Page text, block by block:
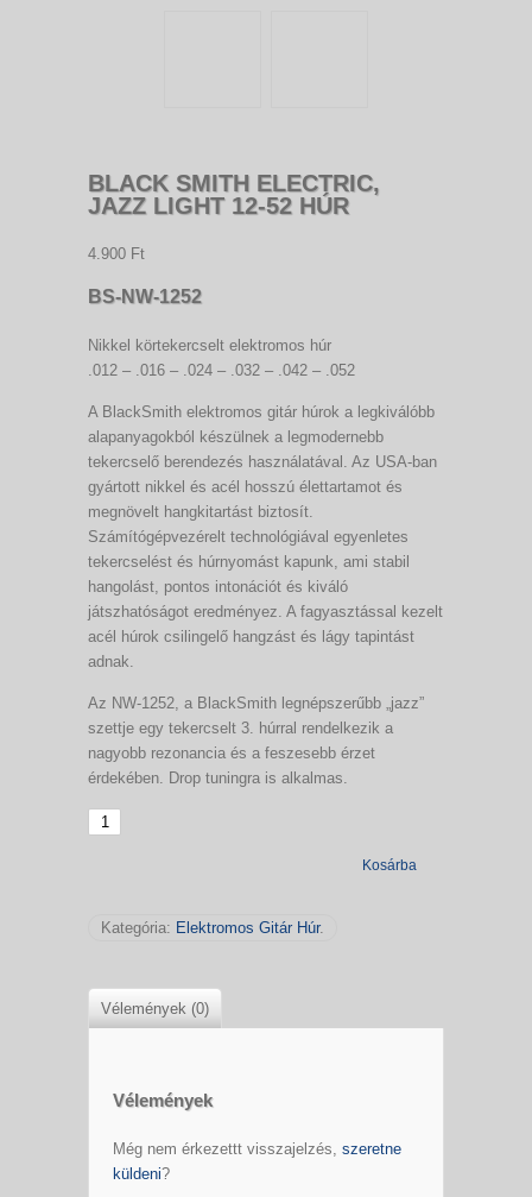
BLACK SMITH ELECTRIC,
JAZZ LIGHT 12-52 HÚR
4.900 Ft
BS-NW-1252
Nikkel körtekercselt elektromos húr
.012 – .016 – .024 – .032 – .042 – .052
A BlackSmith elektromos gitár húrok a legkiválóbb
alapanyagokból készülnek a legmodernebb
tekercselő berendezés használatával. Az USA-ban
gyártott nikkel és acél hosszú élettartamot és
megnövelt hangkitartást biztosít.
Számítógépvezérelt technológiával egyenletes
tekercselést és húrnyomást kapunk, ami stabil
hangolást, pontos intonációt és kiváló
játszhatóságot eredményez. A fagyasztással kezelt
acél húrok csilingelő hangzást és lágy tapintást
adnak.
Az NW-1252, a BlackSmith legnépszerűbb „jazz”
szettje egy tekercselt 3. húrral rendelkezik a
nagyobb rezonancia és a feszesebb érzet
érdekében. Drop tuningra is alkalmas.
Kosárba
Kategória: Elektromos Gitár Húr.
Vélemények (0)
Vélemények
Még nem érkezettt visszajelzés, szeretne
küldeni?